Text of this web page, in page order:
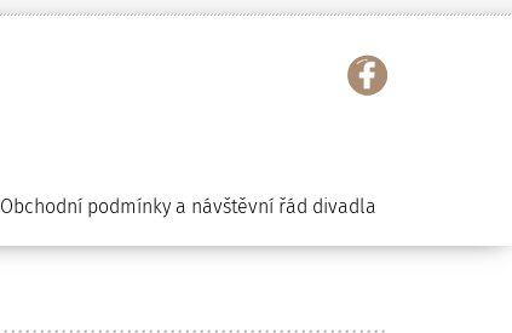
Obchodní podmínky a návštěvní řád divadla